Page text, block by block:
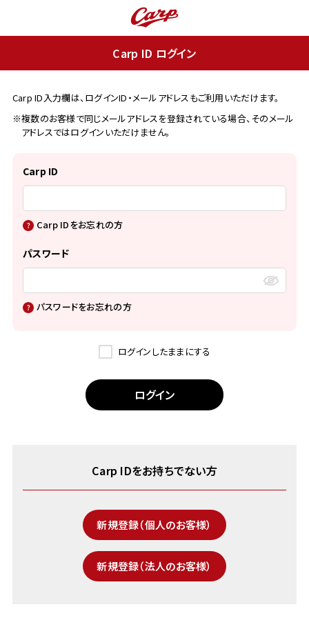
Carp ID ログイン
Carp ID入力欄は、ログインID・メールアドレスもご利用いただけます。
※複数のお客様で同じメールアドレスを登録されている場合、そのメール
アドレスではログインいただけません。
Carp ID
Carp IDをお忘れの方
パスワード
パスワードをお忘れの方
ログインしたままにする
Carp IDをお持ちでない方
新規登録（個人のお客様）
新規登録（法人のお客様）